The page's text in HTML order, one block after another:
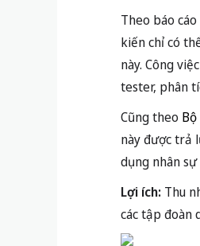
Theo báo cáo
kiến chỉ có
này. Công
tester, phân
Cũng theo
này được trả
dụng nhân
Lợi ích: Thu
các tập đoàn